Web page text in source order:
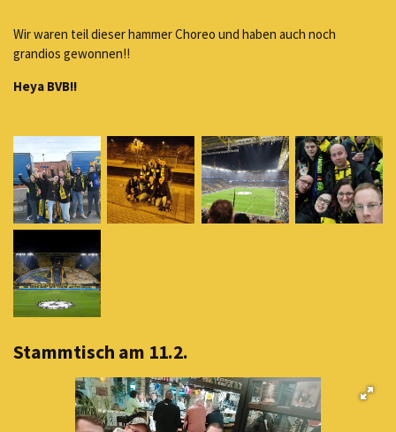
Wir waren teil dieser hammer Choreo und haben auch noch
grandios gewonnen!!
Heya BVB!!
Stammtisch am 11.2.